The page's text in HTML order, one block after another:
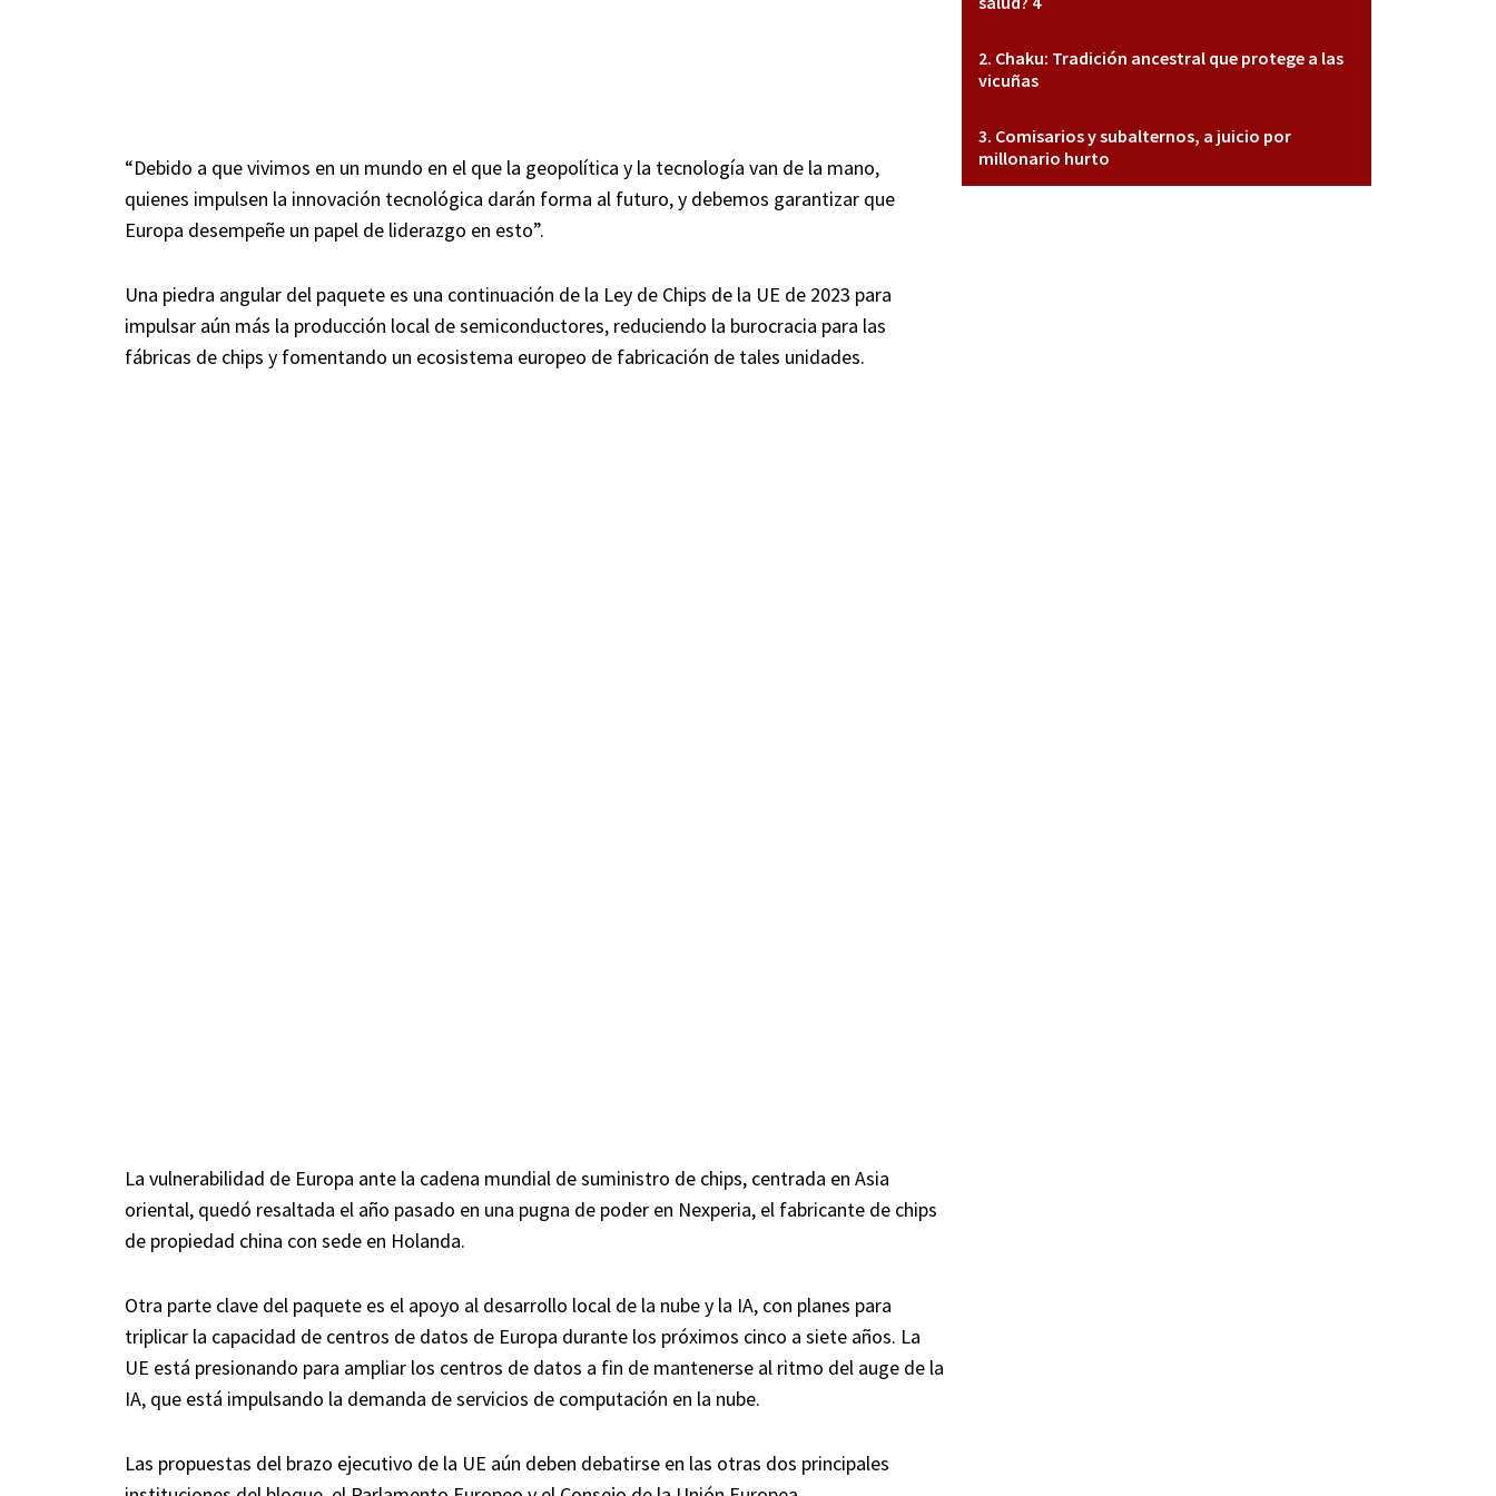
“Debido a que vivimos en un mundo en el que la geopolítica y la tecnología van de la mano,
quienes impulsen la innovación tecnológica darán forma al futuro, y debemos garantizar que
Europa desempeñe un papel de liderazgo en esto”.
Una piedra angular del paquete es una continuación de la Ley de Chips de la UE de 2023 para
impulsar aún más la producción local de semiconductores, reduciendo la burocracia para las
fábricas de chips y fomentando un ecosistema europeo de fabricación de tales unidades.
La vulnerabilidad de Europa ante la cadena mundial de suministro de chips, centrada en Asia
oriental, quedó resaltada el año pasado en una pugna de poder en Nexperia, el fabricante de chips
de propiedad china con sede en Holanda.
Otra parte clave del paquete es el apoyo al desarrollo local de la nube y la IA, con planes para
triplicar la capacidad de centros de datos de Europa durante los próximos cinco a siete años. La
UE está presionando para ampliar los centros de datos a fin de mantenerse al ritmo del auge de la
IA, que está impulsando la demanda de servicios de computación en la nube.
Las propuestas del brazo ejecutivo de la UE aún deben debatirse en las otras dos principales
Chaku: Tradición ancestral que protege a las
vicuñas
Comisarios y subalternos, a juicio por
millonario hurto